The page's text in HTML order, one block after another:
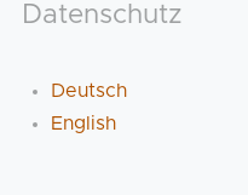
Datenschutz
Deutsch
English